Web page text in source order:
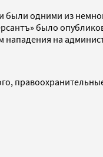
были одними из
было
нападения на